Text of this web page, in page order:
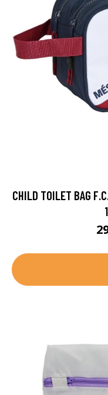
CHILD TOILET BAG